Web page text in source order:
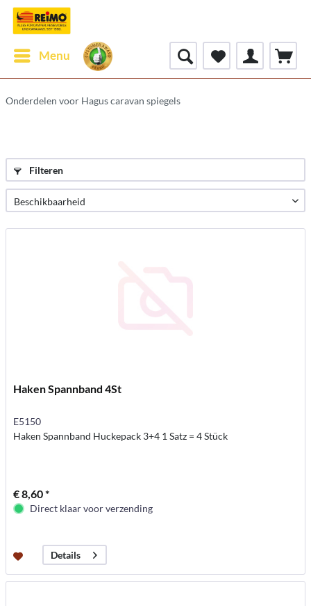
Menu
Onderdelen voor Hagus caravan spiegels
Filteren
Haken Spannband 4St
E5150
Haken Spannband Huckepack 3+4 1 Satz = 4 Stück
€ 8,60 *
Direct klaar voor verzending
Details